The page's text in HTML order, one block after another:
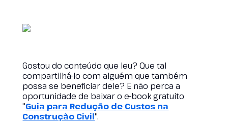
Gostou do conteúdo que leu? Que tal
compartilhá-lo com alguém que também
possa se beneficiar dele? E não perca a
oportunidade de baixar o e-book gratuito
"Guia para Redução de Custos na
Construção Civil".